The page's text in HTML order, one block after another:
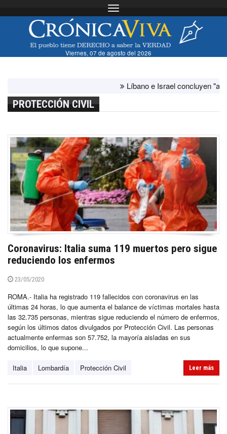
Toggle navigation
Viernes, 07 de agosto del 2026
Líbano e Israel concluyen "antes de
PROTECCIÓN CIVIL
Coronavirus: Italia suma 119 muertos pero sigue
reduciendo los enfermos
23/05/2020
ROMA.- Italia ha registrado 119 fallecidos con coronavirus en las
últimas 24 horas, lo que aumenta el balance de víctimas mortales hasta
las 32.735 personas, mientras sigue reduciendo el número de enfermos,
según los últimos datos divulgados por Protección Civil. Las personas
actualmente enfermas son 57.752, la mayoría aisladas en sus
domicilios, lo que supone...
Italia Lombardía Protección Civil Leer más